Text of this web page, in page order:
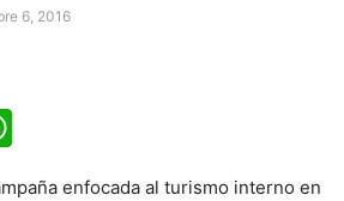
6, 2016
enfocada al turismo interno en